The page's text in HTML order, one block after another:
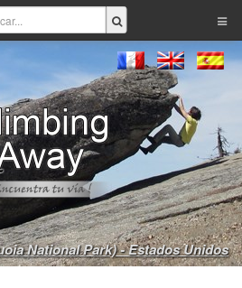
National Park) - Estados Unidos